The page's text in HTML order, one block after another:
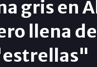
gris en
llena de